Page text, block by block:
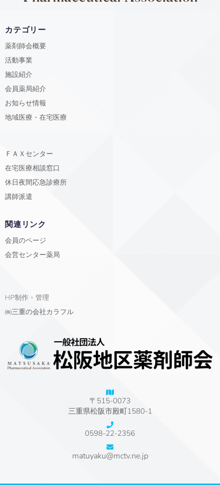
カテゴリー
薬剤師会概要
活動事業
施設紹介
会員薬局紹介
お知らせ情報
地域医療・在宅医療
ＦＡＸセンター
在宅医療相談窓口
休日夜間応急診療所
講師派遣
関連リンク
会員のページ
会営センター薬局
HP制作・管理
㈱三重の会社カラフル
〒515-0073
三重県松阪市殿町1580-1
0598-22-2356
matuyaku@mctv.ne.jp